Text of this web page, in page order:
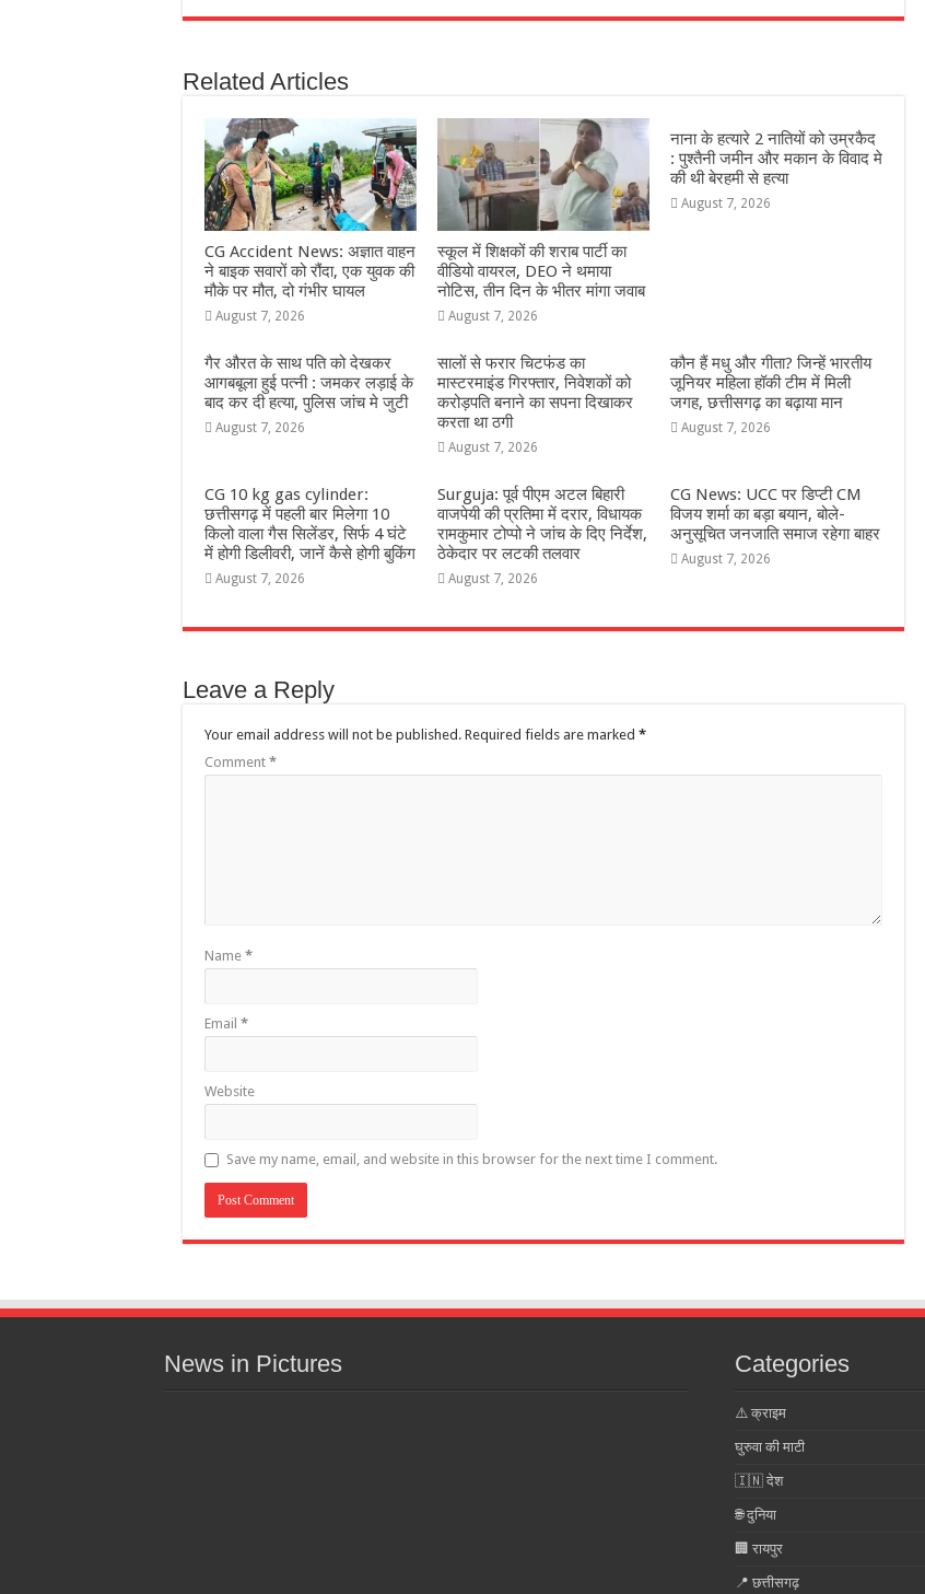
c
e
b
o
o
k
at
s
A
p
p
ss
n
g
e
r
itte
m
ar
Related Articles
CG Accident News: अज्ञात वाहन
ने बाइक सवारों को रौंदा, एक युवक की
मौके पर मौत, दो गंभीर घायल
August 7, 2026
स्कूल में शिक्षकों की शराब पार्टी का
वीडियो वायरल, DEO ने थमाया
नोटिस, तीन दिन के भीतर मांगा जवाब
August 7, 2026
नाना के हत्यारे 2 नातियों को उम्रकैद
: पुश्तैनी जमीन और मकान के विवाद मे
की थी बेरहमी से हत्या
August 7, 2026
गैर औरत के साथ पति को देखकर
आगबबूला हुई पत्नी : जमकर लड़ाई के
बाद कर दी हत्या, पुलिस जांच मे जुटी
August 7, 2026
सालों से फरार चिटफंड का
मास्टरमाइंड गिरफ्तार, निवेशकों को
करोड़पति बनाने का सपना दिखाकर
करता था ठगी
August 7, 2026
कौन हैं मधु और गीता? जिन्हें भारतीय
जूनियर महिला हॉकी टीम में मिली
जगह, छत्तीसगढ़ का बढ़ाया मान
August 7, 2026
CG 10 kg gas cylinder:
छत्तीसगढ़ में पहली बार मिलेगा 10
किलो वाला गैस सिलेंडर, सिर्फ 4 घंटे
में होगी डिलीवरी, जानें कैसे होगी बुकिंग
August 7, 2026
Surguja: पूर्व पीएम अटल बिहारी
वाजपेयी की प्रतिमा में दरार, विधायक
रामकुमार टोप्पो ने जांच के दिए निर्देश,
ठेकेदार पर लटकी तलवार
August 7, 2026
CG News: UCC पर डिप्टी CM
विजय शर्मा का बड़ा बयान, बोले-
अनुसूचित जनजाति समाज रहेगा बाहर
August 7, 2026
Leave a Reply
Your email address will not be published. Required fields are marked *
Comment *
Name *
Email *
Website
Save my name, email, and website in this browser for the next time I comment.
News in Pictures Categories
⚠️ क्राइम
घुरुवा की माटी
🇮🇳 देश
🌐 दुनिया
🏢 रायपुर
📍 छत्तीसगढ़